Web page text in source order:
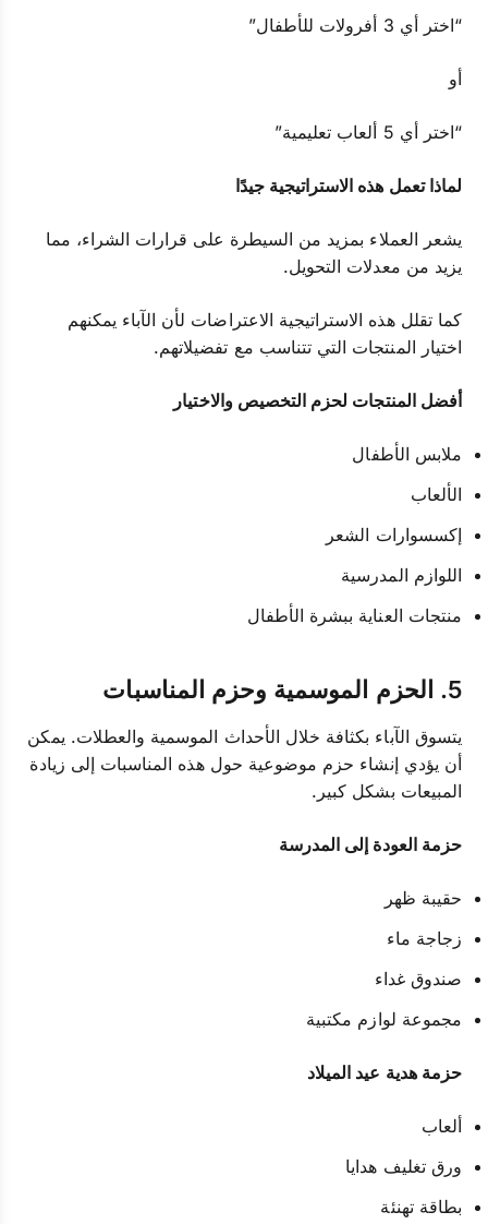
“اختر أي 3 أفرولات للأطفال”
أو
“اختر أي 5 ألعاب تعليمية”
لماذا تعمل هذه الاستراتيجية جيدًا
يشعر العملاء بمزيد من السيطرة على قرارات الشراء، مما
يزيد من معدلات التحويل.
كما تقلل هذه الاستراتيجية الاعتراضات لأن الآباء يمكنهم
اختيار المنتجات التي تتناسب مع تفضيلاتهم.
أفضل المنتجات لحزم التخصيص والاختيار
ملابس الأطفال
الألعاب
إكسسوارات الشعر
اللوازم المدرسية
منتجات العناية ببشرة الأطفال
5. الحزم الموسمية وحزم المناسبات
يتسوق الآباء بكثافة خلال الأحداث الموسمية والعطلات. يمكن
أن يؤدي إنشاء حزم موضوعية حول هذه المناسبات إلى زيادة
المبيعات بشكل كبير.
حزمة العودة إلى المدرسة
حقيبة ظهر
زجاجة ماء
صندوق غداء
مجموعة لوازم مكتبية
حزمة هدية عيد الميلاد
ألعاب
ورق تغليف هدايا
بطاقة تهنئة